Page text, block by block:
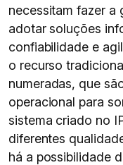
necessitam fazer a
adotar soluções
confiabilidade e
o recurso
numeradas, que
operacional para
sistema criado no
diferentes
há a possibilidade